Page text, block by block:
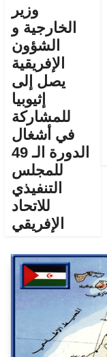
وزير
الخارجية و
الشؤون
الإفريقية
يصل إلى
إثيوبيا
للمشاركة
في أشغال
الدورة الـ 49
للمجلس
التنفيذي
للاتحاد
الإفريقي